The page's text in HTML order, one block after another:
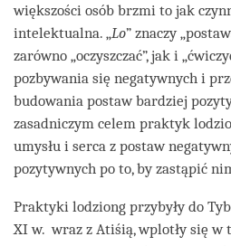
większości osób brzmi to jak
intelektualna. „Lo” znaczy
zarówno „oczyszczać”, jak i
pozbywania się negatywnych i
budowania postaw bardziej
zasadniczym celem praktyk
umysłu i serca z postaw
pozytywnych po to, by zastąpić
Praktyki lodziong przybyły do
XI w. wraz z Atiśią, wplotły się w